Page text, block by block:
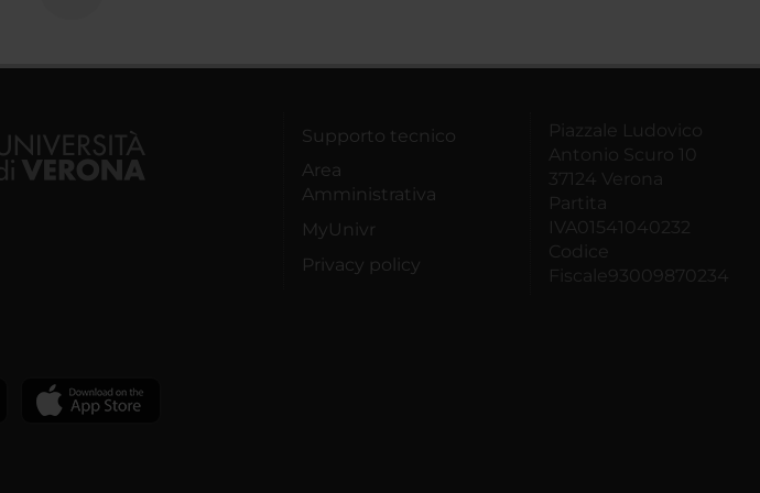
Supporto tecnico
Area
Amministrativa
MyUnivr
Privacy policy
Piazzale Ludovico
Antonio Scuro 10
37124 Verona
Partita
IVA01541040232
Codice
Fiscale93009870234